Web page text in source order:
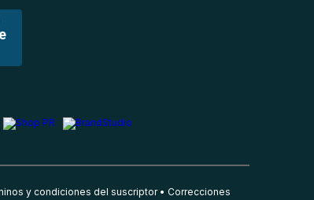
y condiciones del suscriptor Correcciones